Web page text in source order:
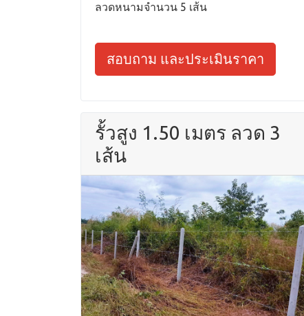
ลวดหนามจำนวน 5 เส้น
สอบถาม และประเมินราคา
รั้วสูง 1.50 เมตร ลวด 3
เส้น